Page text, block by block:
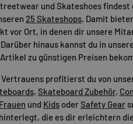
und Skateshoes findest
25 Skateshops. Damit
vor Ort, in denen dir unsere
hinaus kannst du in
zu günstigen Preisen
profitierst du von
, Skateboard Zubehör,
Frauen und Kids oderSafety Gear
die es dir erleichtern